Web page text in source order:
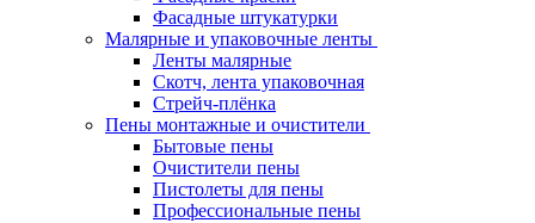
Фасадные штукатурки
Малярные и упаковочные ленты
Ленты малярные
Скотч, лента упаковочная
Стрейч-плёнка
Пены монтажные и очистители
Бытовые пены
Очистители пены
Пистолеты для пены
Профессиональные пены